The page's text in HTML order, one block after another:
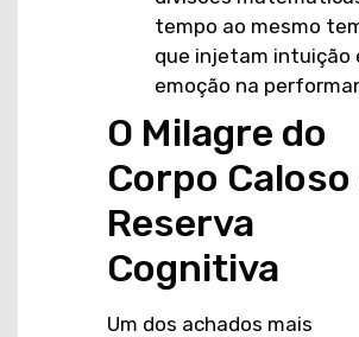
tempo ao mesmo
que injetam intuição
emoção na
O Milagre do
Corpo Caloso
Reserva
Cognitiva
Um dos achados mais